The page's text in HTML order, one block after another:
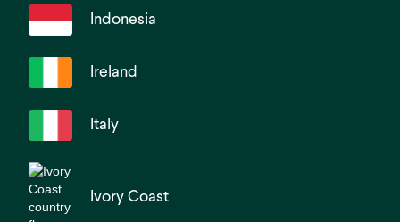
Indonesia
Ireland
Italy
Ivory Coast